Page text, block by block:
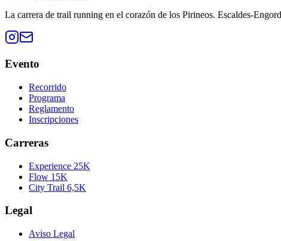
La carrera de trail running en el corazón de los Pirineos. Escaldes-
Evento
Recorrido
Programa
Reglamento
Inscripciones
Carreras
Experience 25K
Flow 15K
City Trail 6,5K
Legal
Aviso Legal